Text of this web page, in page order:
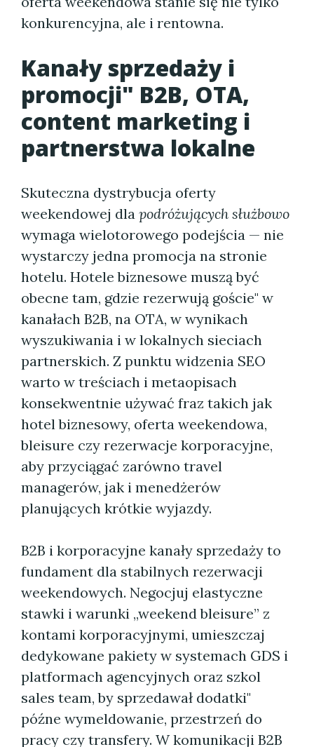
konkurencyjna, ale i rentowna.
Kanały sprzedaży i
promocji" B2B, OTA,
content marketing i
partnerstwa lokalne
Skuteczna dystrybucja oferty
weekendowej dla podróżujących służbowo
wymaga wielotorowego podejścia — nie
wystarczy jedna promocja na stronie
hotelu. Hotele biznesowe muszą być
obecne tam, gdzie rezerwują goście" w
kanałach B2B, na OTA, w wynikach
wyszukiwania i w lokalnych sieciach
partnerskich. Z punktu widzenia SEO
warto w treściach i metaopisach
konsekwentnie używać fraz takich jak
hotel biznesowy, oferta weekendowa,
bleisure czy rezerwacje korporacyjne,
aby przyciągać zarówno travel
managerów, jak i menedżerów
planujących krótkie wyjazdy.
B2B i korporacyjne kanały sprzedaży to
fundament dla stabilnych rezerwacji
weekendowych. Negocjuj elastyczne
stawki i warunki „weekend bleisure” z
kontami korporacyjnymi, umieszczaj
dedykowane pakiety w systemach GDS i
platformach agencyjnych oraz szkol
sales team, by sprzedawał dodatki"
późne wymeldowanie, przestrzeń do
pracy czy transfery. W komunikacji B2B